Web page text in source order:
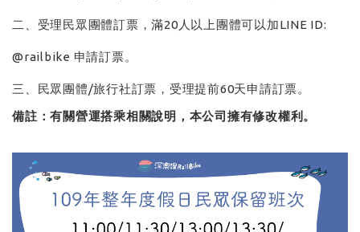
二、受理民眾團體訂票，滿20人以上團體可以加LINE ID:
@railbike 申請訂票。
三、民眾團體/旅行社訂票，受理提前60天申請訂票。
備註：有關營運搭乘相關說明，本公司擁有修改權利。